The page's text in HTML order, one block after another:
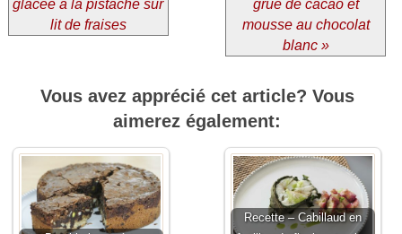
glacée à la pistache sur
lit de fraises
grué de cacao et
mousse au chocolat
blanc »
Vous avez apprécié cet article? Vous
aimerez également:
Recette – Cabillaud en